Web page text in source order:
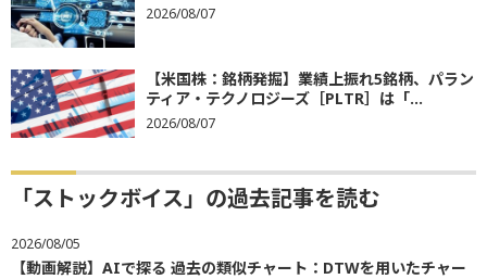
2026/08/07
【米国株：銘柄発掘】業績上振れ5銘柄、パラン
ティア・テクノロジーズ［PLTR］は「...
2026/08/07
「ストックボイス」の過去記事を読む
2026/08/05
【動画解説】AIで探る 過去の類似チャート：DTWを用いたチャー